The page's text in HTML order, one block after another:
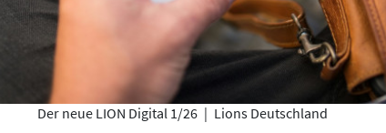
Der neue LION Digital 1/26 | Lions Deutschland